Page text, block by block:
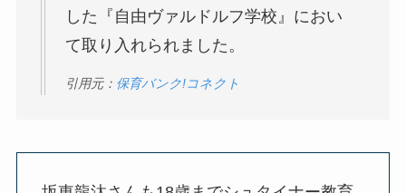
した『自由ヴァルドルフ学校』におい
て取り入れられました。
引用元： 保育バンク!コネクト